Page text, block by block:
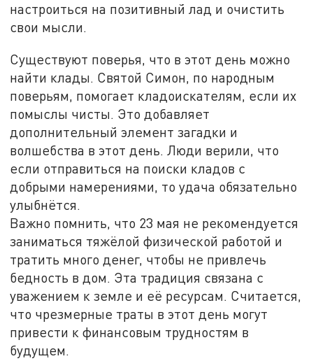
настроиться на позитивный лад и очистить
свои мысли.
Существуют поверья, что в этот день можно
найти клады. Святой Симон, по народным
поверьям, помогает кладоискателям, если их
помыслы чисты. Это добавляет
дополнительный элемент загадки и
волшебства в этот день. Люди верили, что
если отправиться на поиски кладов с
добрыми намерениями, то удача обязательно
улыбнётся.
Важно помнить, что 23 мая не рекомендуется
заниматься тяжёлой физической работой и
тратить много денег, чтобы не привлечь
бедность в дом. Эта традиция связана с
уважением к земле и её ресурсам. Считается,
что чрезмерные траты в этот день могут
привести к финансовым трудностям в
будущем.